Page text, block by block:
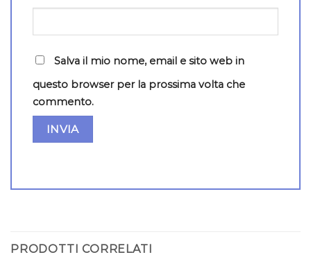
Salva il mio nome, email e sito web in
questo browser per la prossima volta che
commento.
PRODOTTI CORRELATI